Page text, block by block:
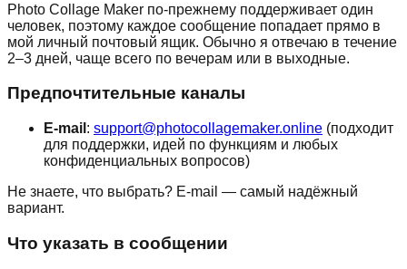
Photo Collage Maker по-прежнему поддерживает один
человек, поэтому каждое сообщение попадает прямо в
мой личный почтовый ящик. Обычно я отвечаю в течение
2–3 дней, чаще всего по вечерам или в выходные.
Предпочтительные каналы
E-mail : support@photocollagemaker.online (подходит
для поддержки, идей по функциям и любых
конфиденциальных вопросов)
Не знаете, что выбрать? E-mail — самый надёжный
вариант.
Что указать в сообщении